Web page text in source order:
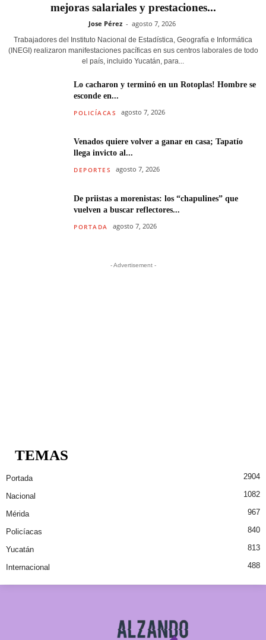
mejoras salariales y prestaciones...
Jose Pérez - agosto 7, 2026
Trabajadores del Instituto Nacional de Estadística, Geografía e Informática
(INEGI) realizaron manifestaciones pacíficas en sus centros laborales de todo
el país, incluido Yucatán, para...
Lo cacharon y terminó en un Rotoplas! Hombre se
esconde en...
POLICÍACAS agosto 7, 2026
Venados quiere volver a ganar en casa; Tapatío
llega invicto al...
DEPORTES agosto 7, 2026
De priistas a morenistas: los “chapulines” que
vuelven a buscar reflectores...
PORTADA agosto 7, 2026
- Advertisement -
TEMAS
Portada 2904
Nacional 1082
Mérida 967
Policíacas 840
Yucatán 813
Internacional 488